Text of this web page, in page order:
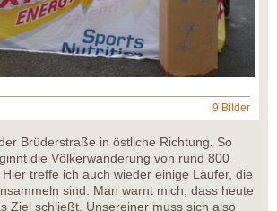
9 Bilder
Brüderstraße in östliche Richtung. So
die Völkerwanderung von rund 800
treffe ich auch wieder einige Läufer, die
sind. Man warnt mich, dass heute
Ziel schließt. Unsereiner muss sich also